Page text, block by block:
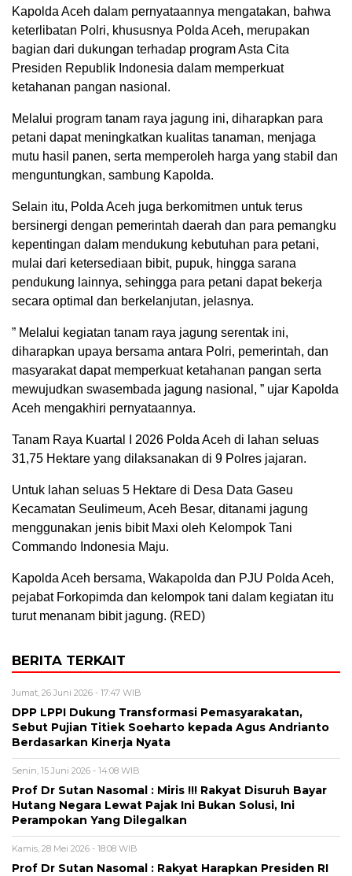
Kapolda Aceh dalam pernyataannya mengatakan, bahwa
keterlibatan Polri, khususnya Polda Aceh, merupakan
bagian dari dukungan terhadap program Asta Cita
Presiden Republik Indonesia dalam memperkuat
ketahanan pangan nasional.
Melalui program tanam raya jagung ini, diharapkan para
petani dapat meningkatkan kualitas tanaman, menjaga
mutu hasil panen, serta memperoleh harga yang stabil dan
menguntungkan, sambung Kapolda.
Selain itu, Polda Aceh juga berkomitmen untuk terus
bersinergi dengan pemerintah daerah dan para pemangku
kepentingan dalam mendukung kebutuhan para petani,
mulai dari ketersediaan bibit, pupuk, hingga sarana
pendukung lainnya, sehingga para petani dapat bekerja
secara optimal dan berkelanjutan, jelasnya.
” Melalui kegiatan tanam raya jagung serentak ini,
diharapkan upaya bersama antara Polri, pemerintah, dan
masyarakat dapat memperkuat ketahanan pangan serta
mewujudkan swasembada jagung nasional, ” ujar Kapolda
Aceh mengakhiri pernyataannya.
Tanam Raya Kuartal I 2026 Polda Aceh di lahan seluas
31,75 Hektare yang dilaksanakan di 9 Polres jajaran.
Untuk lahan seluas 5 Hektare di Desa Data Gaseu
Kecamatan Seulimeum, Aceh Besar, ditanami jagung
menggunakan jenis bibit Maxi oleh Kelompok Tani
Commando Indonesia Maju.
Kapolda Aceh bersama, Wakapolda dan PJU Polda Aceh,
pejabat Forkopimda dan kelompok tani dalam kegiatan itu
turut menanam bibit jagung. (RED)
BERITA TERKAIT
Jumat, 26 Juni 2026 - 17:47 WIB
DPP LPPI Dukung Transformasi Pemasyarakatan,
Sebut Pujian Titiek Soeharto kepada Agus Andrianto
Berdasarkan Kinerja Nyata
Senin, 15 Juni 2026 - 14:08 WIB
Prof Dr Sutan Nasomal : Miris !!! Rakyat Disuruh Bayar
Hutang Negara Lewat Pajak Ini Bukan Solusi, Ini
Perampokan Yang Dilegalkan
Kamis, 28 Mei 2026 - 18:08 WIB
Prof Dr Sutan Nasomal : Rakyat Harapkan Presiden RI